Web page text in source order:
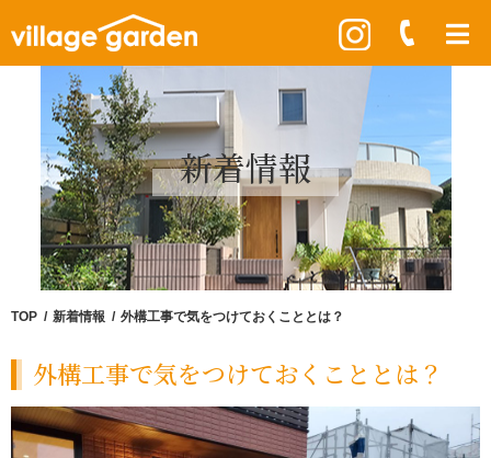
新着情報
TOP 新着情報 外構工事で気をつけておくこととは？
外構工事で気をつけておくこととは？